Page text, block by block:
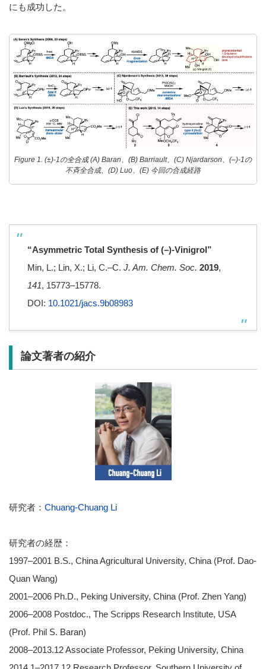
にも成功した。
Figure 1. (±)-1の全合成 (A) Baran、(B) Barriault、(C) Njardarson、(–)-1の
不斉全合成、(D) Luo、(E) 今回の合成経路
“Asymmetric Total Synthesis of (–)-Vinigrol”
Min, L.; Lin, X.; Li, C.–C. J. Am. Chem. Soc. 2019,
141, 15773–15778.
DOI: 10.1021/jacs.9b08983
論文著者の紹介
研究者： Chuang-Chuang Li
研究者の経歴：
1997–2001 B.S., China Agricultural University, China (Prof. Dao-
Quan Wang)
2001–2006 Ph.D., Peking University, China (Prof. Zhen Yang)
2006–2008 Postdoc., The Scripps Research Institute, USA
(Prof. Phil S. Baran)
2008–2013.12 Associate Professor, Peking University, China